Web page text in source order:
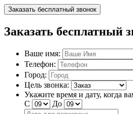
Заказать бесплатный звонок
Заказать бесплатный
Ваше имя:
Телефон:
Город:
Цель звонка:
Укажите время и дату, когда
С
До